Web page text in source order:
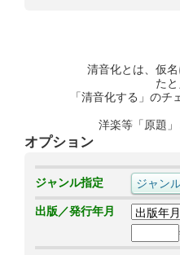
清音化とは、仮
た
「清音化する」の
洋楽等「原題
オプション
ジャンル指定
出版／発行年月